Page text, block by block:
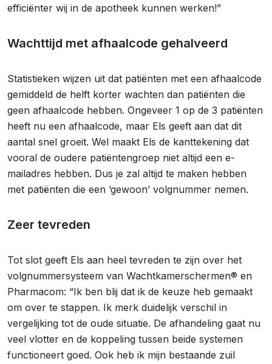
efficiënter wij in de apotheek kunnen werken!”
Wachttijd met afhaalcode gehalveerd
Statistieken wijzen uit dat patiënten met een afhaalcode
gemiddeld de helft korter wachten dan patiënten die
geen afhaalcode hebben. Ongeveer 1 op de 3 patiënten
heeft nu een afhaalcode, maar Els geeft aan dat dit
aantal snel groeit. Wel maakt Els de kanttekening dat
vooral de oudere patiëntengroep niet altijd een e-
mailadres hebben. Dus je zal altijd te maken hebben
met patiënten die een ‘gewoon’ volgnummer nemen.
Zeer tevreden
Tot slot geeft Els aan heel tevreden te zijn over het
volgnummersysteem van Wachtkamerschermen® en
Pharmacom: “Ik ben blij dat ik de keuze heb gemaakt
om over te stappen. Ik merk duidelijk verschil in
vergelijking tot de oude situatie. De afhandeling gaat nu
veel vlotter en de koppeling tussen beide systemen
functioneert goed. Ook heb ik mijn bestaande zuil